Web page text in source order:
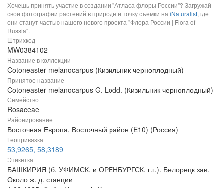
Хочешь принять участие в создании "Атласа флоры России"? Загружай
свои фотографии растений в природе и точку съемки на iNaturalist, где
они станут частью нашего нового проекта "Флора России | Flora of
Russia".
Штрихкод
MW0384102
Название в коллекции
Cotoneaster melanocarpus (Кизильник черноплодный)
Принятое название
Cotoneaster melanocarpus G. Lodd. (Кизильник черноплодный)
Семейство
Rosaceae
Районирование
Восточная Европа, Восточный район (E10) (Россия)
Геопривязка
53,9265, 58,3189
Этикетка
БАШКИРИЯ (б. УФИМСК. и ОРЕНБУРГСК. г.г.). Белорецк зав.
Около ж. д. станции